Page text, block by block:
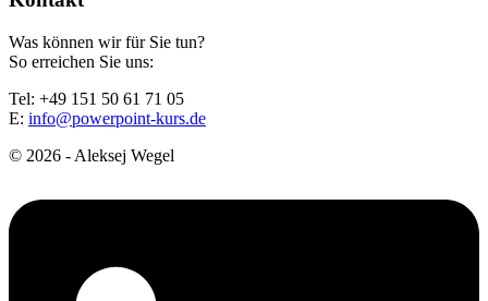
Was können wir für Sie tun?
So erreichen Sie uns:
Tel: +49 151 50 61 71 05
E: info@powerpoint-kurs.de
© 2026 - Aleksej Wegel